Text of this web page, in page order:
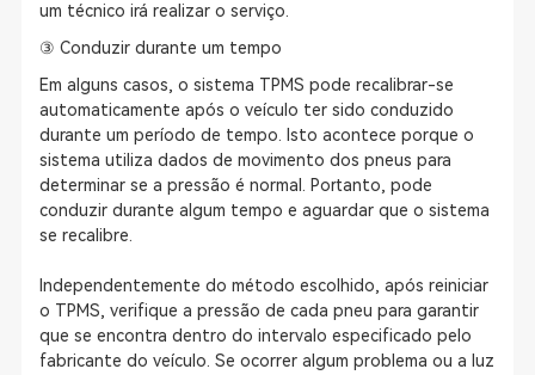
um técnico irá realizar o serviço.
③ Conduzir durante um tempo
Em alguns casos, o sistema TPMS pode recalibrar-se
automaticamente após o veículo ter sido conduzido
durante um período de tempo. Isto acontece porque o
sistema utiliza dados de movimento dos pneus para
determinar se a pressão é normal. Portanto, pode
conduzir durante algum tempo e aguardar que o sistema
se recalibre.
Independentemente do método escolhido, após reiniciar
o TPMS, verifique a pressão de cada pneu para garantir
que se encontra dentro do intervalo especificado pelo
fabricante do veículo. Se ocorrer algum problema ou a luz